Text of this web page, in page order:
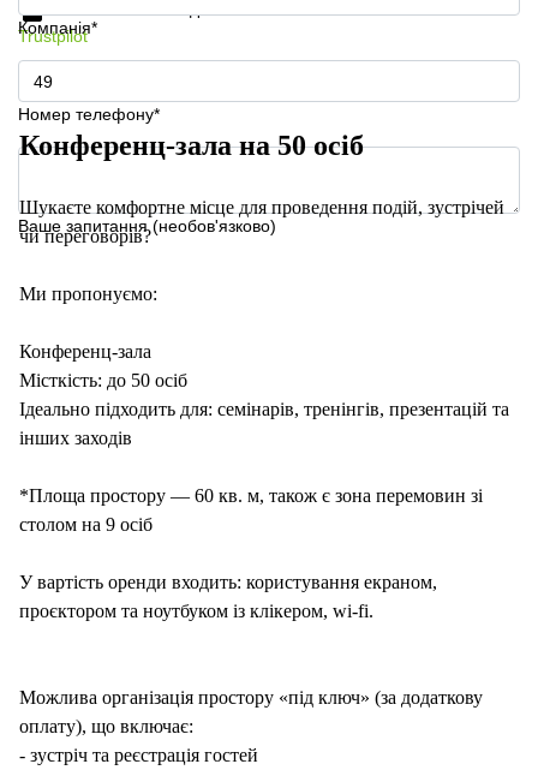
Компанія*
Номер телефону*
Ваше запитання (необов'язково)
Trustpilot
Конференц-зала на 50 осіб
Шукаєте комфортне місце для проведення подій, зустрічей
чи переговорів?
Ми пропонуємо:
Конференц-зала
Місткість: до 50 осіб
Ідеально підходить для: семінарів, тренінгів, презентацій та
інших заходів
*Площа простору — 60 кв. м, також є зона перемовин зі
столом на 9 осіб
У вартість оренди входить: користування екраном,
проєктором та ноутбуком із клікером, wi-fi.
Можлива організація простору «під ключ» (за додаткову
оплату), що включає:
- зустріч та реєстрація гостей